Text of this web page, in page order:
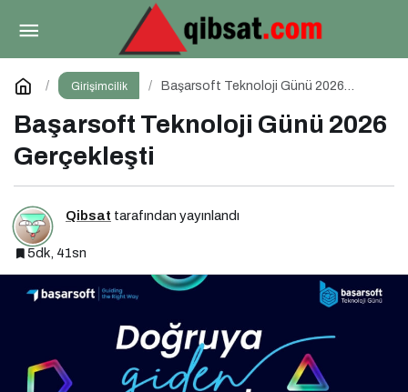
Girişimcilik
Başarsoft Teknoloji Günü 2026
Başarsoft Teknoloji Günü 2026
Gerçekleşti
Qibsat tarafından yayınlandı
5dk, 41sn
İçerik Pazarlaması Hakkında Her Şey:
İçeriklerce Podcast Serisi
Yorum Yap